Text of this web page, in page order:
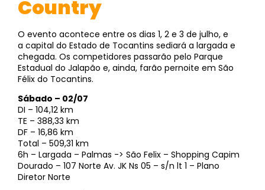
Country
O evento acontece entre os dias 1, 2 e 3 de julho, e
a capital do Estado de Tocantins sediará a largada e
chegada. Os competidores passarão pelo Parque
Estadual do Jalapão e, ainda, farão pernoite em São
Félix do Tocantins.
Sábado – 02/07
DI – 104,12 km
TE – 388,33 km
DF – 16,86 km
Total – 509,31 km
6h – Largada – Palmas -> São Felix – Shopping Capim
Dourado – 107 Norte Av. JK Ns 05 – s/n lt 1 – Plano
Diretor Norte